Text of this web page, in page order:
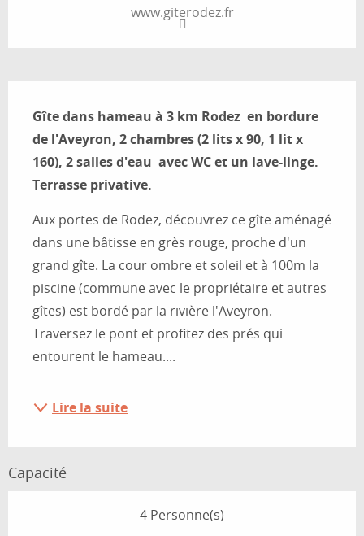
www.giterodez.fr
Gîte dans hameau à 3 km Rodez  en bordure
de l'Aveyron, 2 chambres (2 lits x 90, 1 lit x
160), 2 salles d'eau  avec WC et un lave-linge.
Terrasse privative.
Aux portes de Rodez, découvrez ce gîte aménagé
dans une bâtisse en grès rouge, proche d'un
grand gîte. La cour ombre et soleil et à 100m la
piscine (commune avec le propriétaire et autres
gîtes) est bordé par la rivière l'Aveyron.
Traversez le pont et profitez des prés qui
entourent le hameau....
Lire la suite
Capacité
4 Personne(s)